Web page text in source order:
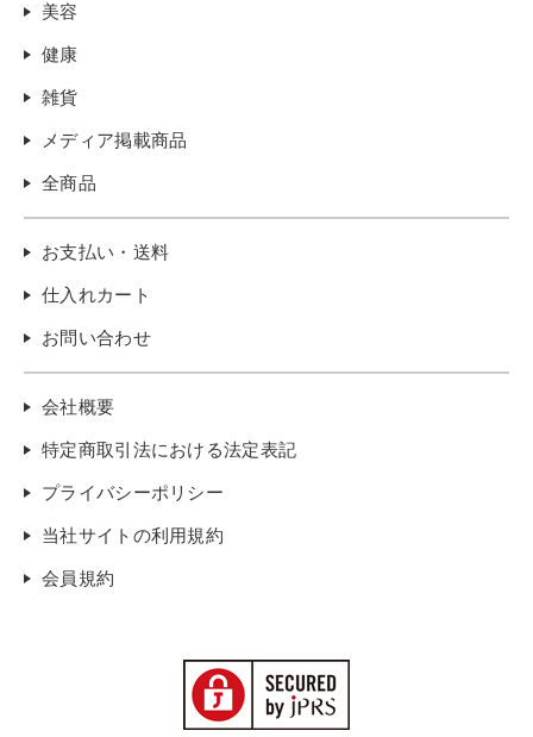
美容
健康
雑貨
メディア掲載商品
全商品
お支払い・送料
仕入れカート
お問い合わせ
会社概要
特定商取引法における法定表記
プライバシーポリシー
当社サイトの利用規約
会員規約